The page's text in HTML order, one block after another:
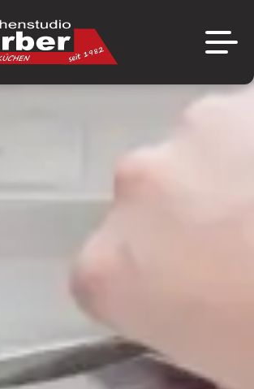
Das Unternehmen
Aktuelles
Angebote
Jobs
Kontakt